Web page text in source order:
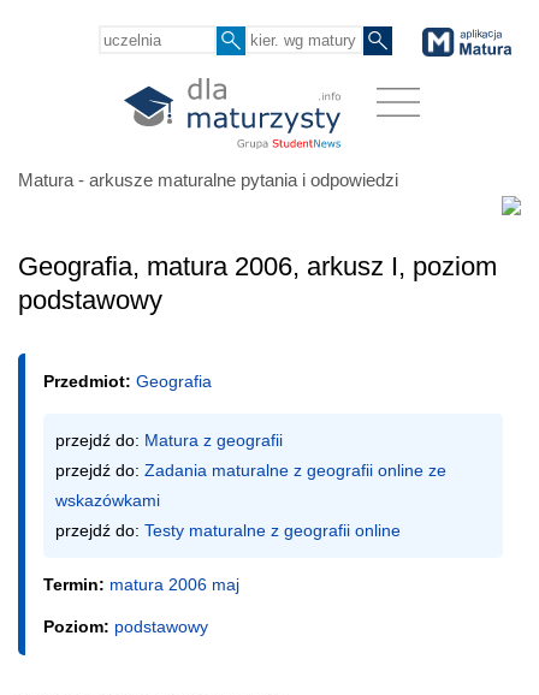
Matura - arkusze maturalne pytania i odpowiedzi
Geografia, matura 2006, arkusz I, poziom
podstawowy
Przedmiot: Geografia
przejdź do: Matura z geografii
przejdź do: Zadania maturalne z geografii online ze
wskazówkami
przejdź do: Testy maturalne z geografii online
Termin: matura 2006 maj
Poziom: podstawowy